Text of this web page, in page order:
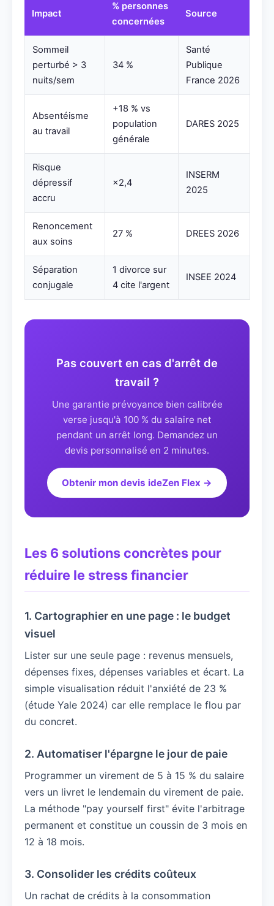
Impact
% personnes
concernées
Source
Sommeil
perturbé > 3
nuits/sem
34 %
Santé
Publique
France 2026
Absentéisme
au travail
+18 % vs
population
générale
DARES 2025
Risque
dépressif
accru
×2,4
INSERM
2025
Renoncement
aux soins
27 % DREES 2026
Séparation
conjugale
1 divorce sur
4 cite l'argent
INSEE 2024
Pas couvert en cas d'arrêt de
travail ?
Une garantie prévoyance bien calibrée
verse jusqu'à 100 % du salaire net
pendant un arrêt long. Demandez un
devis personnalisé en 2 minutes.
Obtenir mon devis ideZen Flex →
Les 6 solutions concrètes pour
réduire le stress financier
1. Cartographier en une page : le budget
visuel
Lister sur une seule page : revenus mensuels,
dépenses fixes, dépenses variables et écart. La
simple visualisation réduit l'anxiété de 23 %
(étude Yale 2024) car elle remplace le flou par
du concret.
2. Automatiser l'épargne le jour de paie
Programmer un virement de 5 à 15 % du salaire
vers un livret le lendemain du virement de paie.
La méthode "pay yourself first" évite l'arbitrage
permanent et constitue un coussin de 3 mois en
12 à 18 mois.
3. Consolider les crédits coûteux
Un rachat de crédits à la consommation